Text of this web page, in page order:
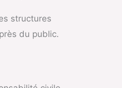
structures
du public.